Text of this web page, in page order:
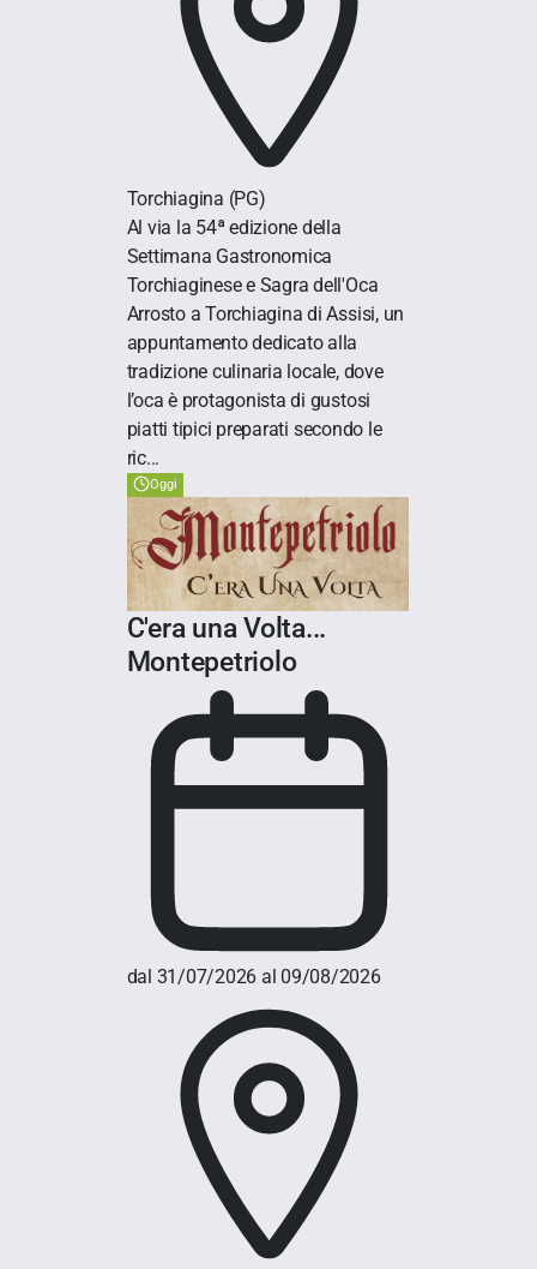
Torchiagina (PG)
Al via la 54ª edizione della
Settimana Gastronomica
Torchiaginese e Sagra dell'Oca
Arrosto a Torchiagina di Assisi, un
appuntamento dedicato alla
tradizione culinaria locale, dove
l’oca è protagonista di gustosi
piatti tipici preparati secondo le
ric...
Oggi
C'era una Volta...
Montepetriolo
dal 31/07/2026 al 09/08/2026